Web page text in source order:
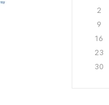
2
9
16
23
30